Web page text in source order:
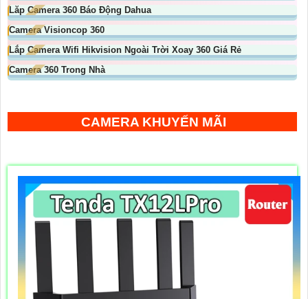
Lăp Camera 360 Báo Động Dahua
Camera Visioncop 360
Lắp Camera Wifi Hikvision Ngoài Trời Xoay 360 Giá Rẻ
Camera 360 Trong Nhà
CAMERA KHUYẾN MÃI